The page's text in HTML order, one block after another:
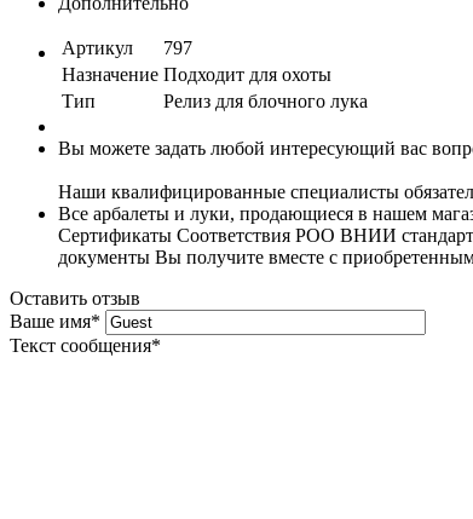
Артикул
797
Назначение Подходит для охоты
Тип
Релиз для блочного лука
Вы можете задать любой интересующий вас
Наши квалифицированные специалисты
Все арбалеты и луки, продающиеся в нашем
Сертификаты Соответствия РОО ВНИИ стандарт
документы Вы получите вместе с
Оставить отзыв
Ваше имя*
Текст сообщения*